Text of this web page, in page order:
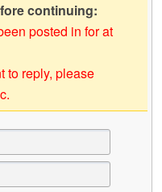
continuing:
posted in for at
to reply, please